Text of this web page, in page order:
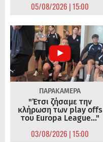
05/08/2026 | 15:00
ΠΑΡΑΚΑΜΕΡΑ
"Έτσι ζήσαμε την
κλήρωση των play offs
του Europa League..."
03/08/2026 | 15:00